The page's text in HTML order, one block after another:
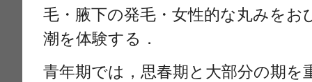
毛・腋下の発毛・女性的な丸みをお
潮を体験する．
青年期では，思春期と大部分の期を